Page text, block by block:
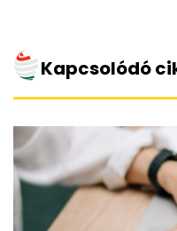
Kapcsolódó